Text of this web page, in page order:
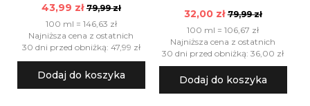
43,99 zł 79,99 zł
100 ml = 146,63 zł
Najniższa cena z ostatnich
30 dni przed obniżką: 47,99 zł
Dodaj do koszyka
32,00 zł 79,99 zł
100 ml = 106,67 zł
Najniższa cena z ostatnich
30 dni przed obniżką: 36,00 zł
Dodaj do koszyka